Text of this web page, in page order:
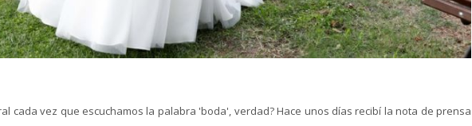
cada vez que escuchamos la palabra 'boda', verdad? Hace unos días recibí la nota de prensa